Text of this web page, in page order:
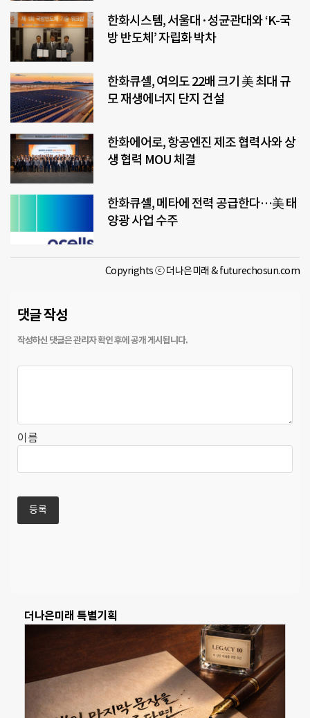
한화시스템, 서울대·성균관대와 ‘K-국
방 반도체’ 자립화 박차
한화큐셀, 여의도 22배 크기 美 최대 규
모 재생에너지 단지 건설
한화에어로, 항공엔진 제조 협력사와 상
생 협력 MOU 체결
한화큐셀, 메타에 전력 공급한다…美 태
양광 사업 수주
Copyrights ⓒ 더나은미래 & futurechosun.com
댓글 작성
이름
더나은미래 특별기획